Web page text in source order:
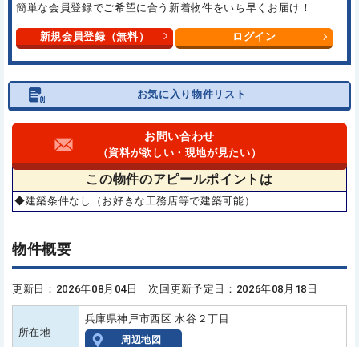
簡単な会員登録でご希望に合う 新着物件をいち早くお届け！
新規会員登録（無料） ログイン
お気に入り物件リスト
お問い合わせ
（資料が欲しい・現地が見たい）
この物件のアピールポイントは
◆建築条件なし（お好きな工務店等で建築可能）
物件概要
更新日：2026年08月04日 次回更新予定日：2026年08月18日
所在地
兵庫県神戸市西区 水谷２丁目
周辺地図